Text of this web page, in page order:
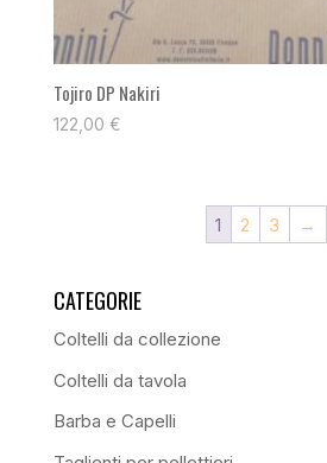
Tojiro DP Nakiri
122,00 €
1 2 3 →
CATEGORIE
Coltelli da collezione
Coltelli da tavola
Barba e Capelli